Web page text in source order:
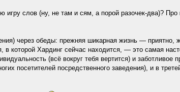
слов (ну, не там и сям, а порой разочек-два)?
через обеды: прежняя шикарная жизнь — приятно,
которой Хардинг сейчас находится, — это самая
(всё вокруг тебя вертится) и заботливое
посетителей посредственного заведения), и в